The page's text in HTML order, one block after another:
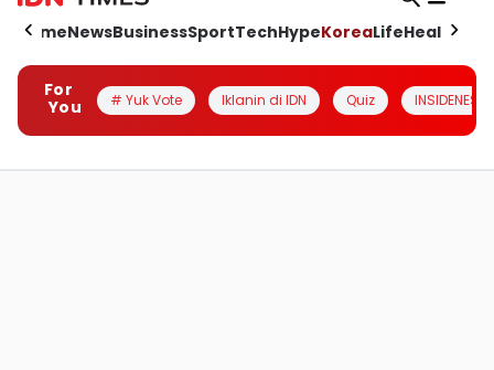
HomeNewsBusinessSportTechHypeKoreaLifeHealth
For
You
# Yuk Vote Iklanin di IDN Quiz INSIDENESIA